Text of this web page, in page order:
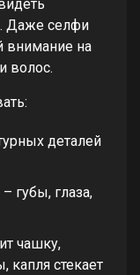
Даже селфи
внимание на
волос.
деталей
губы, глаза,
чашку,
капля стекает